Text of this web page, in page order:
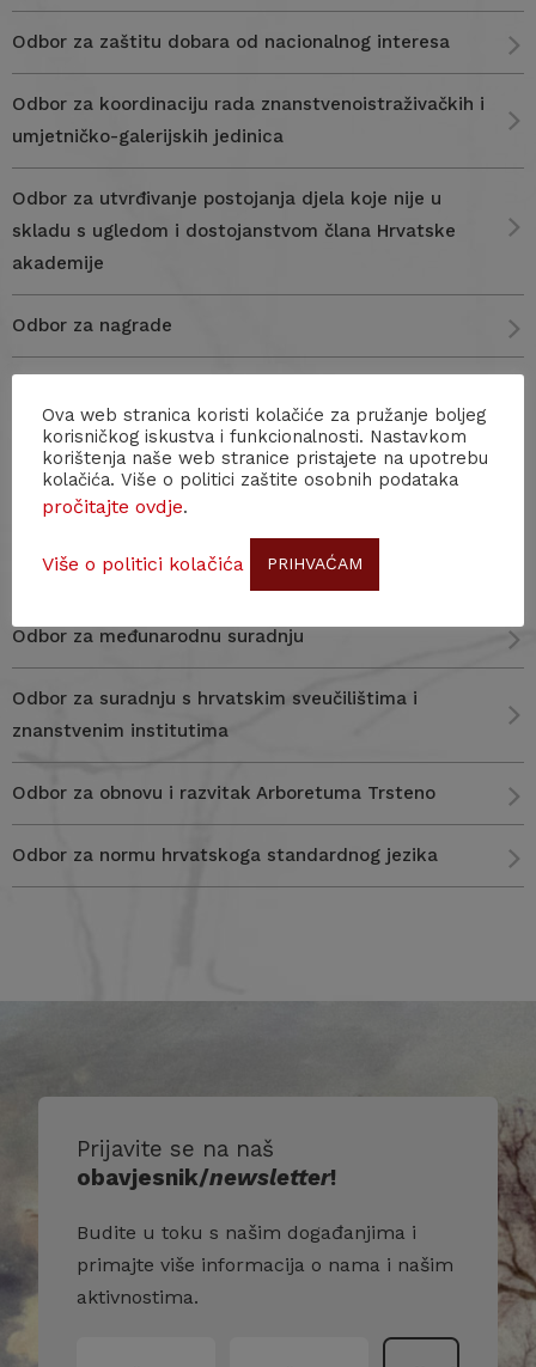
Odbor za zaštitu dobara od nacionalnog interesa
Odbor za koordinaciju rada znanstvenoistraživačkih i
umjetničko-galerijskih jedinica
Odbor za utvrđivanje postojanja djela koje nije u
skladu s ugledom i dostojanstvom člana Hrvatske
akademije
Odbor za nagrade
Odbor za Statut
Knjižnični odbor Knjižnice HAZU
Odbor projekta Hrvatska i Europa
Odbor za međunarodnu suradnju
Odbor za suradnju s hrvatskim sveučilištima i
znanstvenim institutima
Odbor za obnovu i razvitak Arboretuma Trsteno
Odbor za normu hrvatskoga standardnog jezika
Prijavite se na naš
obavjesnik/newsletter!
Budite u toku s našim događanjima i
primajte više informacija o nama i našim
aktivnostima.
Ova web stranica koristi kolačiće za pružanje boljeg
korisničkog iskustva i funkcionalnosti. Nastavkom
korištenja naše web stranice pristajete na upotrebu
kolačića. Više o politici zaštite osobnih podataka
pročitajte ovdje.
Više o politici kolačića PRIHVAĆAM